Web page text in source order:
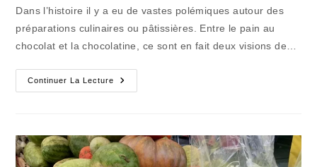
publication :
Dans l’histoire il y a eu de vastes polémiques autour des
préparations culinaires ou pâtissières. Entre le pain au
chocolat et la chocolatine, ce sont en fait deux visions de…
Continuer La Lecture
Partager
La
Du
Savoir
Vivre